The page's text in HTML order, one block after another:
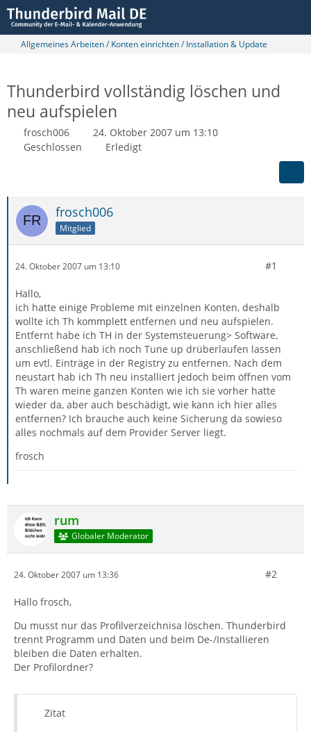
Allgemeines Arbeiten / Konten einrichten / Installation & Update
Thunderbird vollständig löschen und
neu aufspielen
frosch006
24. Oktober 2007 um 13:10
Geschlossen
Erledigt
frosch006
Mitglied
24. Oktober 2007 um 13:10 #1
Hallo,
ich hatte einige Probleme mit einzelnen Konten, deshalb
wollte ich Th kommplett entfernen und neu aufspielen.
Entfernt habe ich TH in der Systemsteuerung> Software,
anschließend hab ich noch Tune up drüberlaufen lassen
um evtl. Einträge in der Registry zu entfernen. Nach dem
neustart hab ich Th neu installiert jedoch beim öffnen vom
Th waren meine ganzen Konten wie ich sie vorher hatte
wieder da, aber auch beschädigt, wie kann ich hier alles
entfernen? Ich brauche auch keine Sicherung da sowieso
alles nochmals auf dem Provider Server liegt.
frosch
rum
Globaler Moderator
24. Oktober 2007 um 13:36 #2
Hallo frosch,
Du musst nur das Profilverzeichnisa löschen. Thunderbird
trennt Programm und Daten und beim De-/Installieren
bleiben die Daten erhalten.
Der Profilordner?
Zitat